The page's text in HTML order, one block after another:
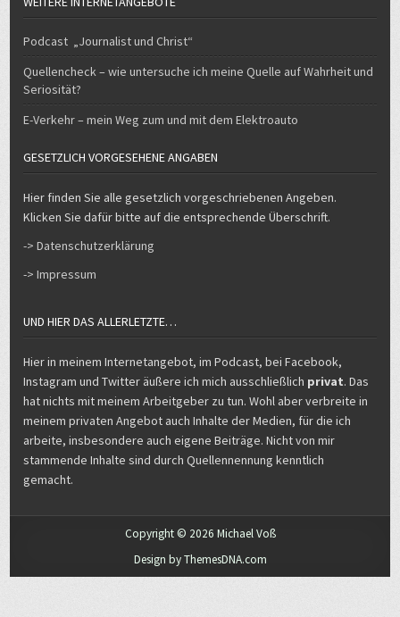
Podcast „Journalist und Christ“
Quellencheck – wie untersuche ich meine Quelle auf Wahrheit und
Seriosität?
E-Verkehr – mein Weg zum und mit dem Elektroauto
GESETZLICH VORGESEHENE ANGABEN
Hier finden Sie alle gesetzlich vorgeschriebenen Angeben.
Klicken Sie dafür bitte auf die entsprechende Überschrift.
-> Datenschutzerklärung
-> Impressum
UND HIER DAS ALLERLETZTE…
Hier in meinem Internetangebot, im Podcast, bei Facebook,
Instagram und Twitter äußere ich mich ausschließlich privat. Das
hat nichts mit meinem Arbeitgeber zu tun. Wohl aber verbreite in
meinem privaten Angebot auch Inhalte der Medien, für die ich
arbeite, insbesondere auch eigene Beiträge. Nicht von mir
stammende Inhalte sind durch Quellennennung kenntlich
gemacht.
Copyright © 2026 Michael Voß
Design by ThemesDNA.com